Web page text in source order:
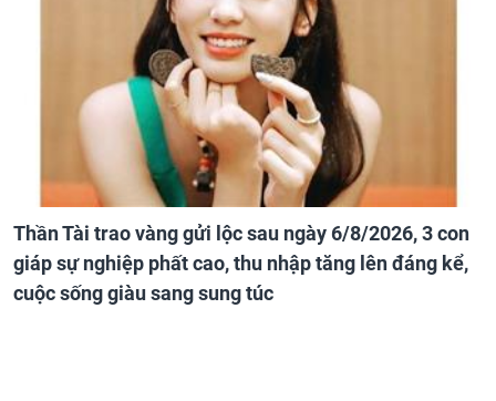
Thần Tài trao vàng gửi lộc sau ngày 6/8/2026, 3 con
giáp sự nghiệp phất cao, thu nhập tăng lên đáng kể,
cuộc sống giàu sang sung túc